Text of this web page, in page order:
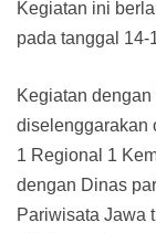
Kegiatan ini
pada tanggal 14-
Kegiatan dengan
diselenggarakan
1 Regional 1
dengan Dinas
Pariwisata Jawa